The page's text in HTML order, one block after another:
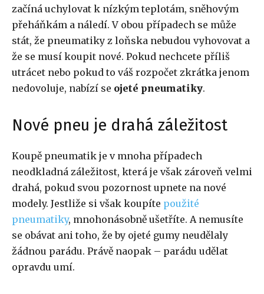
začíná uchylovat k nízkým teplotám, sněhovým
přeháňkám a náledí. V obou případech se může
stát, že pneumatiky z loňska nebudou vyhovovat a
že se musí koupit nové. Pokud nechcete příliš
utrácet nebo pokud to váš rozpočet zkrátka jenom
nedovoluje, nabízí se ojeté pneumatiky.
Nové pneu je drahá záležitost
Koupě pneumatik je v mnoha případech
neodkladná záležitost, která je však zároveň velmi
drahá, pokud svou pozornost upnete na nové
modely. Jestliže si však koupíte použité
pneumatiky, mnohonásobně ušetříte. A nemusíte
se obávat ani toho, že by ojeté gumy neudělaly
žádnou parádu. Právě naopak – parádu udělat
opravdu umí.